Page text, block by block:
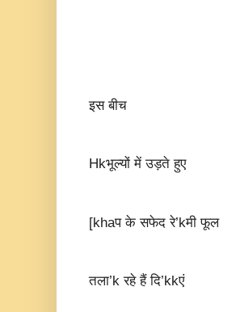
इस बीच
Hkभूल्यों में उड़ते हुए
[khaप के सफेद रे’kमी फूल
तला’k रहे हैं दि’kkएं